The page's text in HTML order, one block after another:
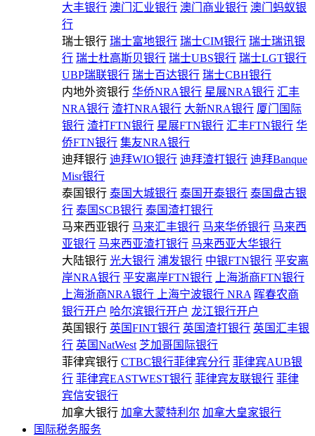
大丰银行 澳门汇业银行 澳门商业银行 澳门蚂蚁银
行
瑞士银行 瑞士富地银行 瑞士CIM银行 瑞士瑞讯银
行 瑞士杜高斯贝银行 瑞士UBS银行 瑞士LGT银行
UBP瑞联银行 瑞士百达银行 瑞士CBH银行
内地外资银行 华侨NRA银行 星展NRA银行 汇丰
NRA银行 渣打NRA银行 大新NRA银行 厦门国际
银行 渣打FTN银行 星展FTN银行 汇丰FTN银行 华
侨FTN银行 集友NRA银行
迪拜银行 迪拜WIO银行 迪拜渣打银行 迪拜Banque
Misr银行
泰国银行 泰国大城银行 泰国开泰银行 泰国盘古银
行 泰国SCB银行 泰国渣打银行
马来西亚银行 马来汇丰银行 马来华侨银行 马来西
亚银行 马来西亚渣打银行 马来西亚大华银行
大陆银行 光大银行 浦发银行 中银FTN银行 平安离
岸NRA银行 平安离岸FTN银行
上海浙商FTN银行
上海浙商NRA银行
上海宁波银行 NRA 晖春农商
银行开户 哈尔滨银行开户 龙江银行开户
英国银行 英国FINT银行 英国渣打银行 英国汇丰银
行 英国NatWest 芝加哥国际银行
菲律宾银行 CTBC银行菲律宾分行 菲律宾AUB银
行 菲律宾EASTWEST银行 菲律宾友联银行 菲律
宾信安银行
加拿大银行 加拿大蒙特利尔 加拿大皇家银行
国际税务服务